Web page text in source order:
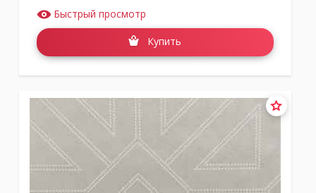
Быстрый просмотр
Купить